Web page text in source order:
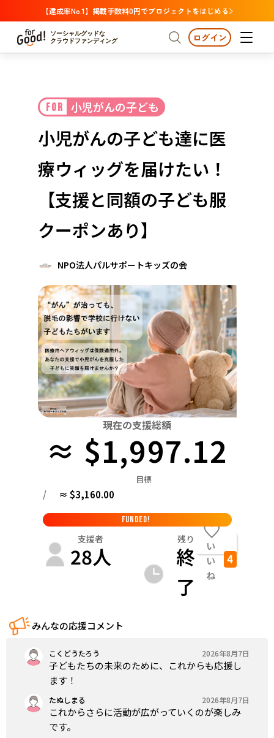
【達成率No.1】掲載手数料0円でプロジェクトをはじめる
ソーシャルグッドな
クラウドファンディング
プロジェクトからさがす
カテゴリーからさがす 国際協力
医療・福祉
人権・マイノリティ
近畿
中国
四国
九州・沖縄
注目 新着
支援金額が多い
支援人数が多い
終了日が近い
カテゴリーからさがす
国際協力 医療・福祉
子ども・教育
環境・エシカル
人権・マイノリティ
社会貢献
地域からさがす
北海道 青森 岩手 宮城 秋田
茨城 栃木 群馬 埼玉 千葉 東京
新潟 富山 石川 福井 山梨 長野
三重 滋賀 京都 大阪 奈良
鳥取 島根 岡山 広島 山口
九州・沖縄
ログイン
FOR 小児がんの子ども
小児がんの子ども達に医
療ウィッグを届けたい！
【支援と同額の子ども服
クーポンあり】
NPO法人パルサポートキッズの会
現在の支援総額
≈ $1,997.12
目標
/ ≈ $3,160.00
FUNDED!
支援者
28人
残り
終
了
い
い
ね
4
みんなの応援コメント
こくどうたろう 2026年8月7日
子どもたちの未来のために、これからも応援し
ます！
たぬしまる 2026年8月7日
これからさらに活動が広がっていくのが楽しみ
です。